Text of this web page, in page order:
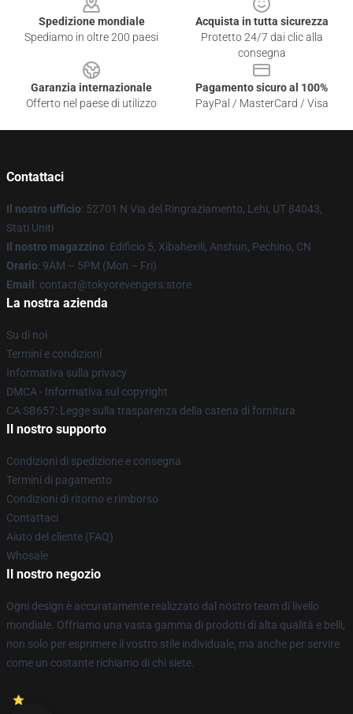
Spedizione mondiale
Spediamo in oltre 200 paesi
Acquista in tutta sicurezza
Protetto 24/7 dai clic alla
consegna
Garanzia internazionale
Offerto nel paese di utilizzo
Pagamento sicuro al 100%
PayPal / MasterCard / Visa
Contattaci
Il nostro ufficio: 52701 N Via del Ringraziamento, Lehi, UT 84043,
Stati Uniti
Il nostro magazzino: Edificio 5, Xibahexili, Anshun, Pechino, CN
Orario: 9AM – 5PM (Mon – Fri)
Email : contact@tokyorevengers.store
La nostra azienda
Su di noi
Termini e condizioni
Informativa sulla privacy
DMCA - Informativa sul copyright
CA SB657: Legge sulla trasparenza della catena di fornitura
Il nostro supporto
Condizioni di spedizione e consegna
Termini di pagamento
Condizioni di ritorno e rimborso
Contattaci
Aiuto del cliente (FAQ)
Whosale
Il nostro negozio
Ogni design è accuratamente realizzato dal nostro team di livello
mondiale. Offriamo una vasta gamma di prodotti di alta qualità e belli,
non solo per esprimere il vostro stile individuale, ma anche per servire
come un costante richiamo di chi siete.